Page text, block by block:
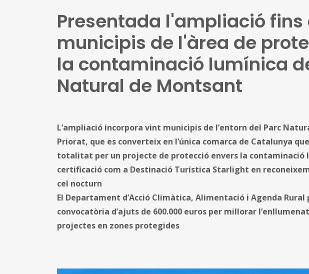
Presentada l'ampliació fins
municipis de l'àrea de
la contaminació lumínica
Natural de Montsant
L’ampliació incorpora vint municipis de l’entorn del Parc
Priorat, que es converteix en l’única comarca de Catalunya
totalitat per un projecte de protecció envers la contaminació
certificació com a Destinació Turística Starlight en
cel nocturn
El Departament d’Acció Climàtica, Alimentació i Agenda
convocatòria d’ajuts de 600.000 euros per millorar
projectes en zones protegides